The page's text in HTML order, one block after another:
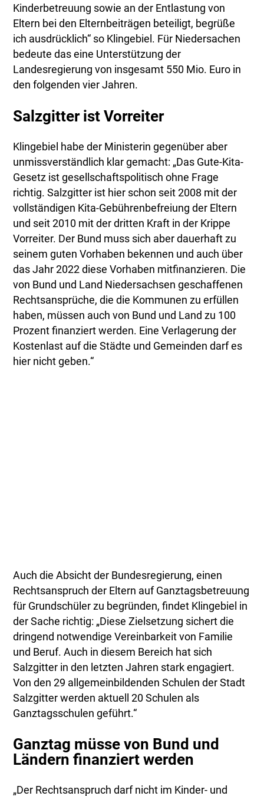
Kinderbetreuung sowie an der Entlastung von
Eltern bei den Elternbeiträgen beteiligt, begrüße
ich ausdrücklich“ so Klingebiel. Für Niedersachen
bedeute das eine Unterstützung der
Landesregierung von insgesamt 550 Mio. Euro in
den folgenden vier Jahren.
Salzgitter ist Vorreiter
Klingebiel habe der Ministerin gegenüber aber
unmissverständlich klar gemacht: „Das Gute-Kita-
Gesetz ist gesellschaftspolitisch ohne Frage
richtig. Salzgitter ist hier schon seit 2008 mit der
vollständigen Kita-Gebührenbefreiung der Eltern
und seit 2010 mit der dritten Kraft in der Krippe
Vorreiter. Der Bund muss sich aber dauerhaft zu
seinem guten Vorhaben bekennen und auch über
das Jahr 2022 diese Vorhaben mitfinanzieren. Die
von Bund und Land Niedersachsen geschaffenen
Rechtsansprüche, die die Kommunen zu erfüllen
haben, müssen auch von Bund und Land zu 100
Prozent finanziert werden. Eine Verlagerung der
Kostenlast auf die Städte und Gemeinden darf es
hier nicht geben.“
Auch die Absicht der Bundesregierung, einen
Rechtsanspruch der Eltern auf Ganztagsbetreuung
für Grundschüler zu begründen, findet Klingebiel in
der Sache richtig: „Diese Zielsetzung sichert die
dringend notwendige Vereinbarkeit von Familie
und Beruf. Auch in diesem Bereich hat sich
Salzgitter in den letzten Jahren stark engagiert.
Von den 29 allgemeinbildenden Schulen der Stadt
Salzgitter werden aktuell 20 Schulen als
Ganztagsschulen geführt.“
Ganztag müsse von Bund und
Ländern finanziert werden
„Der Rechtsanspruch darf nicht im Kinder- und